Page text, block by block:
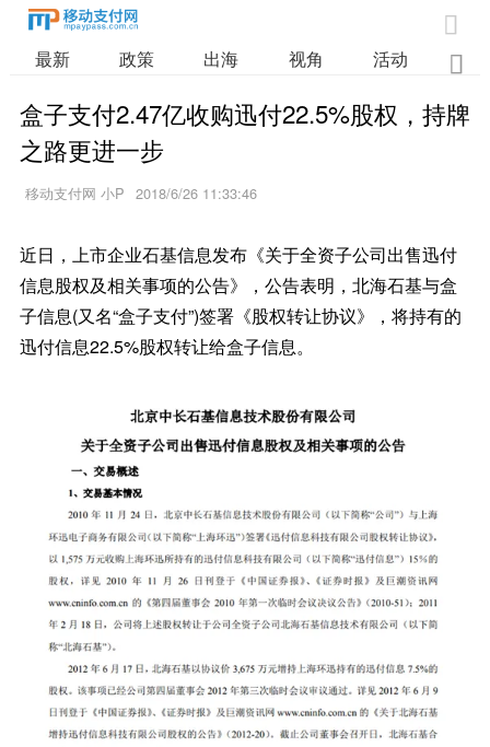

最新 政策 出海 视角 活动 业

盒子支付2.47亿收购迅付22.5%股权，持牌
之路更进一步
移动支付网 小P 2018/6/26 11:33:46
近日，上市企业石基信息发布《关于全资子公司出售迅付
信息股权及相关事项的公告》，公告表明，北海石基与盒
子信息(又名“盒子支付”)签署《股权转让协议》，将持有的
迅付信息22.5%股权转让给盒子信息。